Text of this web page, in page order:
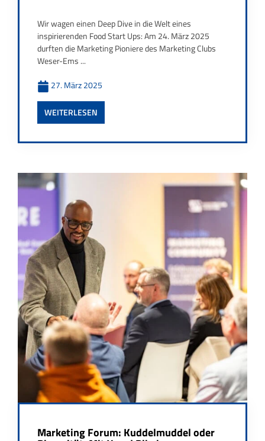
Wir wagen einen Deep Dive in die Welt eines
inspirierenden Food Start Ups: Am 24. März 2025
durften die Marketing Pioniere des Marketing Clubs
Weser-Ems ...
27. März 2025
WEITERLESEN
Marketing Forum: Kuddelmuddel oder